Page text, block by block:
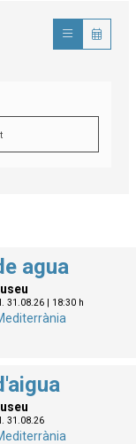
agua
31.08.26| 18:30 h
31.08.26